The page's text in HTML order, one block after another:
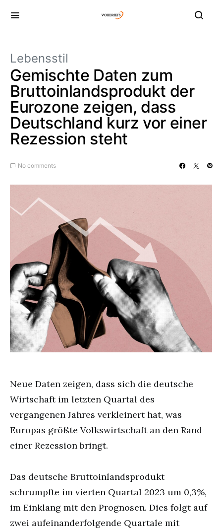
Lebensstil
Gemischte Daten zum
Bruttoinlandsprodukt der
Eurozone zeigen, dass
Deutschland kurz vor einer
Rezession steht
No comments
Neue Daten zeigen, dass sich die deutsche
Wirtschaft im letzten Quartal des
vergangenen Jahres verkleinert hat, was
Europas größte Volkswirtschaft an den Rand
einer Rezession bringt.
Das deutsche Bruttoinlandsprodukt
schrumpfte im vierten Quartal 2023 um 0,3%,
im Einklang mit den Prognosen. Dies folgt auf
zwei aufeinanderfolgende Quartale mit